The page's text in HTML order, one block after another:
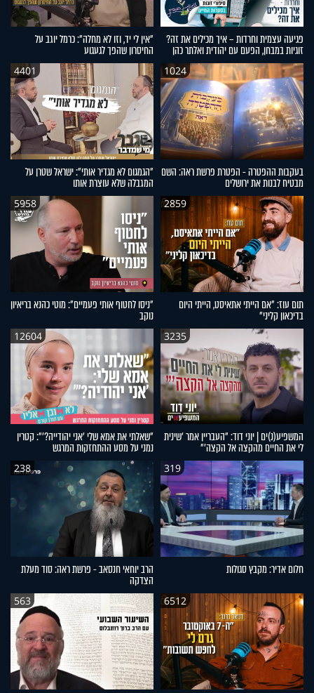
פגיעה עצמית וחרדות – איך מכילים את זה?
זוגיות במבחן, הפעם עם יהודית ואלתר כהן
"אין לי יד, וזו לא מחלה": כרמל יוגב על
החיסרון שהפך לגעגוע
1024
בעקבות ההפטרה - הפטרת פרשת ראה: השם
מבטיח לבנות את ירושלים
4401
"הגמגום לא מגדיר אותי": ישראל שטרן על
המגבלה שלא עוצרת אותו
2859
תום עוז: "אם הייתי אתאיסט, הייתי היום
בדיכאון קליני"
5958
"ניסו לחטוף אותי פעמיים": מוטי כהנא בריאיון
נוקב
3235
המשפיע(נ)ים | יוני דוד: "העבריין אמר 'שינית
לי את החיים מהקצה אל הקצה'"
12604
"שאלתי את אמא שלי 'אני יהודייה?'": קטרין
נמני על מסע ההתחזקות המרגש
319
חלום אדיר: מקבץ סגולות
238
הרב יוחאי חנסאב - פרשת ראה: סוד מעלת
הצדקה
6512
563